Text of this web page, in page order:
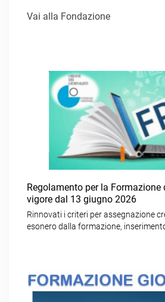
Vai alla Fondazione
Regolamento per la
vigore dal 13 giugno 2026
Rinnovati i criteri per assegnazione
esonero dalla formazione,